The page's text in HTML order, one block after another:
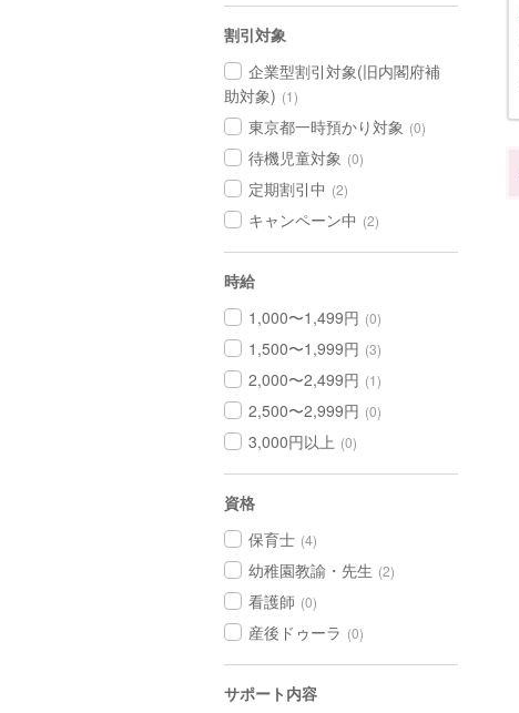
割引対象
企業型割引対象(旧内閣府補
助対象) (1)
東京都一時預かり対象 (0)
待機児童対象 (0)
定期割引中 (2)
キャンペーン中 (2)
時給
1,000〜1,499円 (0)
1,500〜1,999円 (3)
2,000〜2,499円 (1)
2,500〜2,999円 (0)
3,000円以上 (0)
資格
保育士 (4)
幼稚園教諭・先生 (2)
看護師 (0)
産後ドゥーラ (0)
サポート内容